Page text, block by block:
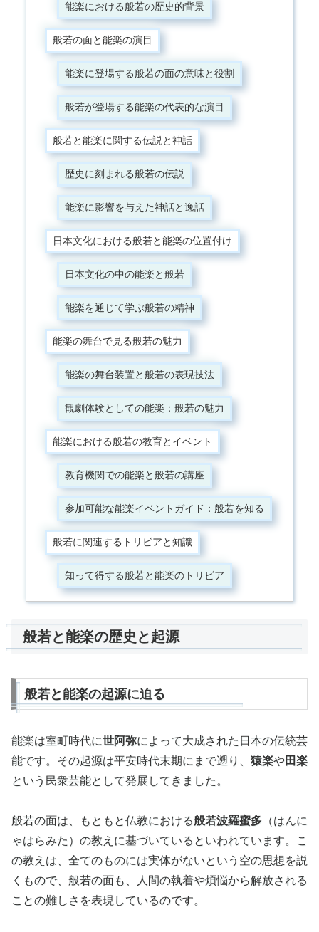
能楽における般若の歴史的背景
般若の面と能楽の演目
能楽に登場する般若の面の意味と役割
般若が登場する能楽の代表的な演目
般若と能楽に関する伝説と神話
歴史に刻まれる般若の伝説
能楽に影響を与えた神話と逸話
日本文化における般若と能楽の位置付け
日本文化の中の能楽と般若
能楽を通じて学ぶ般若の精神
能楽の舞台で見る般若の魅力
能楽の舞台装置と般若の表現技法
観劇体験としての能楽：般若の魅力
能楽における般若の教育とイベント
教育機関での能楽と般若の講座
参加可能な能楽イベントガイド：般若を知る
般若に関連するトリビアと知識
知って得する般若と能楽のトリビア
般若と能楽の歴史と起源
般若と能楽の起源に迫る
能楽は室町時代に世阿弥によって大成された日本の伝統芸
能です。その起源は平安時代末期にまで遡り、 猿楽や田楽
という民衆芸能として発展してきました。
般若の面は、もともと仏教における般若波羅蜜多 （はんに
ゃはらみた）の教えに基づいているといわれています。こ
の教えは、全てのものには実体がないという空の思想を説
くもので、般若の面も、人間の執着や煩悩から解放される
ことの難しさを表現しているのです。